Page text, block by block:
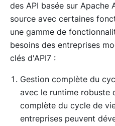
des API basée sur Apache
source avec certaines
une gamme de
besoins des entreprises
clés d'API7 :
Gestion complète du
avec le runtime robuste
complète du cycle de
entreprises peuvent